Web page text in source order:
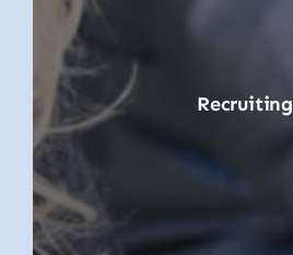
Recruiting